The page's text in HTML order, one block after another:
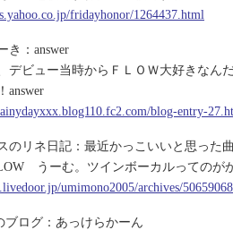
fridayhonor/1264437.html
き：answer
デビュー当時からＦＬＯＷ大好きなん
answer
blog-entry-
のリネ日記：最近かっこいいと思った曲
うーむ。ツインボーカルってのが
umimono2005/archives/
ブログ：あっけらかーん